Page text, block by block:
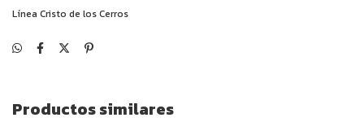
Línea Cristo de los Cerros
Productos similares